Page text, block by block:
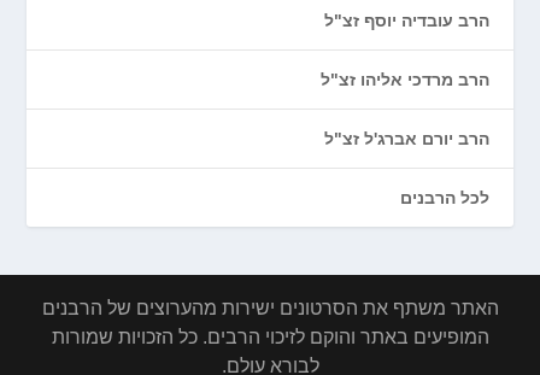
הרב עובדיה יוסף זצ"ל
הרב מרדכי אליהו זצ"ל
הרב יורם אברג'ל זצ"ל
לכל הרבנים
האתר משתף את הסרטונים ישירות מהערוצים של הרבנים
המופיעים באתר והוקם לזיכוי הרבים. כל הזכויות שמורות
לבורא עולם.